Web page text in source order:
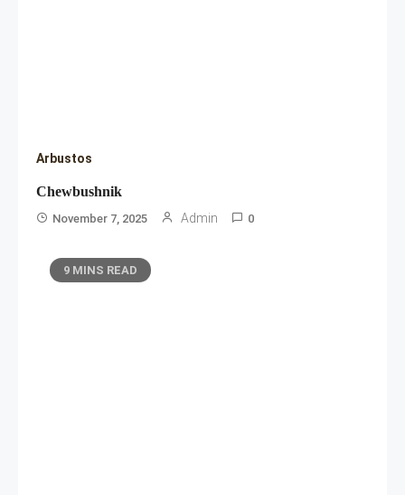
Arbustos
Chewbushnik
November 7, 2025 Admin 0
9 MINS READ